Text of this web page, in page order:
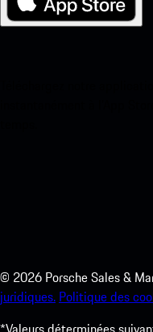
© 2026 Porsche Sales &
juridiques. Politique des